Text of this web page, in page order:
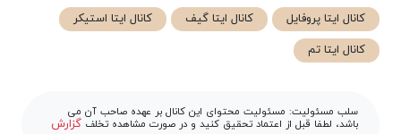
کانال ایتا پروفایل کانال ایتا گیف
کانال ایتا استیکر
کانال ایتا تم
سلب مسئولیت: مسئولیت محتوای این کانال بر عهده صاحب آن می
باشد، لطفا قبل از اعتماد تحقیق کنید و در صورت مشاهده تخلف گزارش